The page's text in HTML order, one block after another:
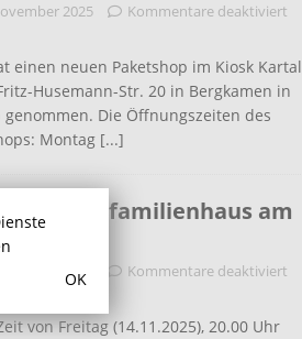
2025 Kommentare deaktiviert
einen neuen Paketshop im Kiosk Kartal
Husemann-Str. 20 in Bergkamen in
genommen. Die Öffnungszeiten des
Montag [...]
in Einfamilienhaus am
2025 Kommentare deaktiviert
von Freitag (14.11.2025), 20.00 Uhr
OK